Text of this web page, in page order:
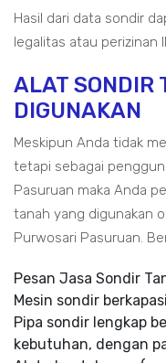
Hasil dari data sondir
legalitas atau perizinan
ALAT SONDIR
DIGUNAKAN
Meskipun Anda tidak
tetapi sebagai
Pasuruan maka Anda
tanah yang digunakan
Purwosari Pasuruan.
Pesan Jasa Sondir
Mesin sondir
Pipa sondir lengkap
kebutuhan, dengan